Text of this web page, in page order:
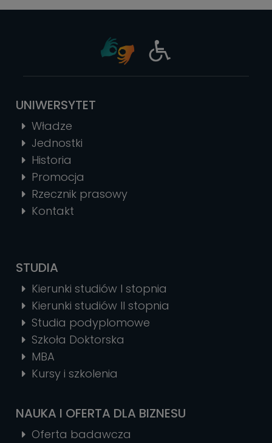
UNIWERSYTET
Władze
Jednostki
Historia
Promocja
Rzecznik prasowy
Kontakt
STUDIA
Kierunki studiów I stopnia
Kierunki studiów II stopnia
Studia podyplomowe
Szkoła Doktorska
MBA
Kursy i szkolenia
NAUKA I OFERTA DLA BIZNESU
Oferta badawcza